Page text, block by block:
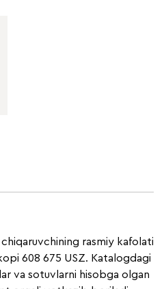
rasmiy kafolati
608 675 USZ. Katalogdagi
va sotuvlarni hisobga olgan